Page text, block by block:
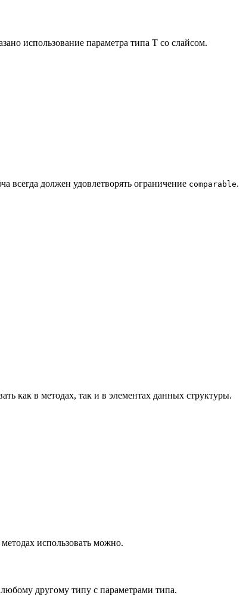
использование параметра типа Т со слайсом.
всегда должен удовлетворять ограничение comparable.
как в методах, так и в элементах данных структуры.
использовать можно.
другому типу с параметрами типа.